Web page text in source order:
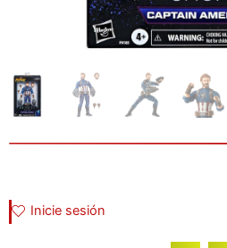
Inicie sesión